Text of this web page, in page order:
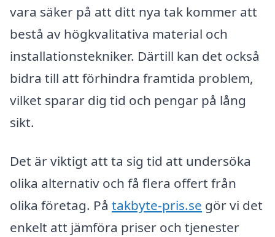
vara säker på att ditt nya tak kommer att
bestå av högkvalitativa material och
installationstekniker. Därtill kan det också
bidra till att förhindra framtida problem,
vilket sparar dig tid och pengar på lång
sikt.
Det är viktigt att ta sig tid att undersöka
olika alternativ och få flera offert från
olika företag. På takbyte-pris.se gör vi det
enkelt att jämföra priser och tjenester